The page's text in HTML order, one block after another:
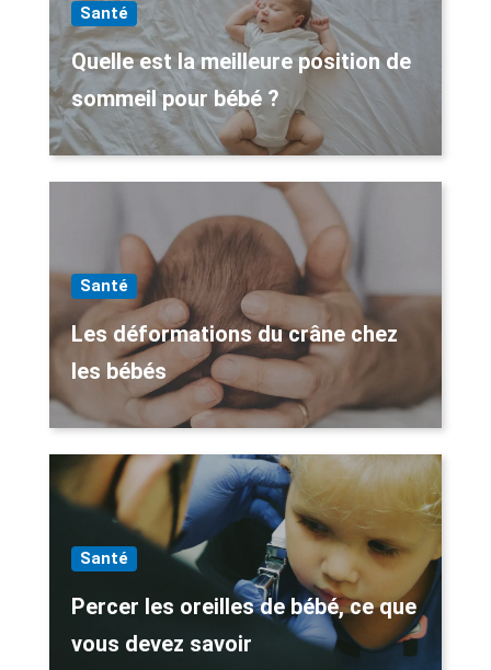
Santé
Quelle est la meilleure position de
sommeil pour bébé ?
Santé
Les déformations du crâne chez
les bébés
Santé
Percer les oreilles de bébé, ce que
vous devez savoir